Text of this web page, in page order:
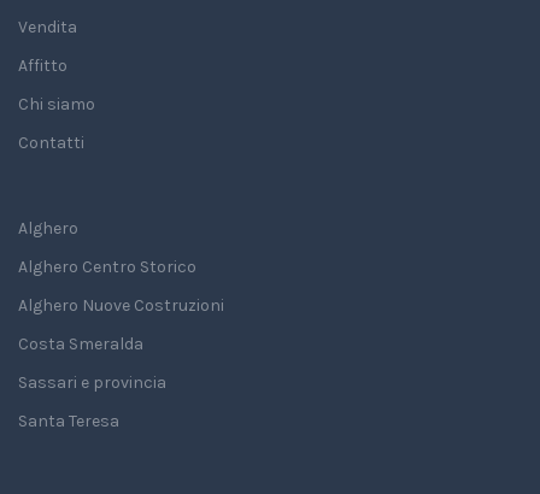
Vendita
Affitto
Chi siamo
Contatti
Alghero
Alghero Centro Storico
Alghero Nuove Costruzioni
Costa Smeralda
Sassari e provincia
Santa Teresa